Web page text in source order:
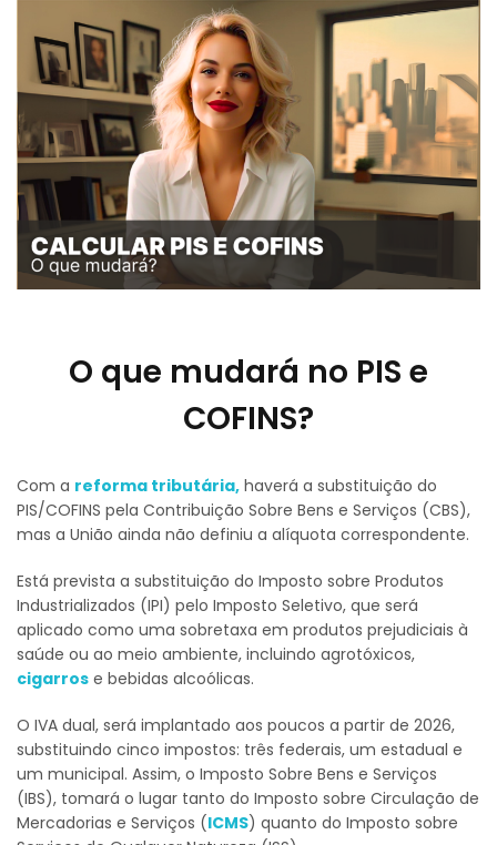
O que mudará no PIS e
COFINS?
Com a reforma tributária, haverá a substituição do
PIS/COFINS pela Contribuição Sobre Bens e Serviços (CBS),
mas a União ainda não definiu a alíquota correspondente.
Está prevista a substituição do Imposto sobre Produtos
Industrializados (IPI) pelo Imposto Seletivo, que será
aplicado como uma sobretaxa em produtos prejudiciais à
saúde ou ao meio ambiente, incluindo agrotóxicos,
cigarros e bebidas alcoólicas.
O IVA dual, será implantado aos poucos a partir de 2026,
substituindo cinco impostos: três federais, um estadual e
um municipal. Assim, o Imposto Sobre Bens e Serviços
(IBS), tomará o lugar tanto do Imposto sobre Circulação de
Mercadorias e Serviços (ICMS) quanto do Imposto sobre